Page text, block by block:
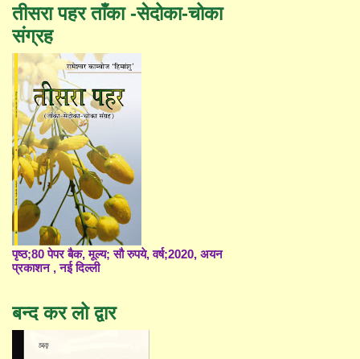
तीसरा पहर ताँका -सेदोका-चोका
संग्रह
पृष्ठ;80 पेपर बैक, मूल्य; सौ रुपये, वर्ष;2020, अयन
प्रकाशन , नई दिल्ली
बन्द कर लो द्वार